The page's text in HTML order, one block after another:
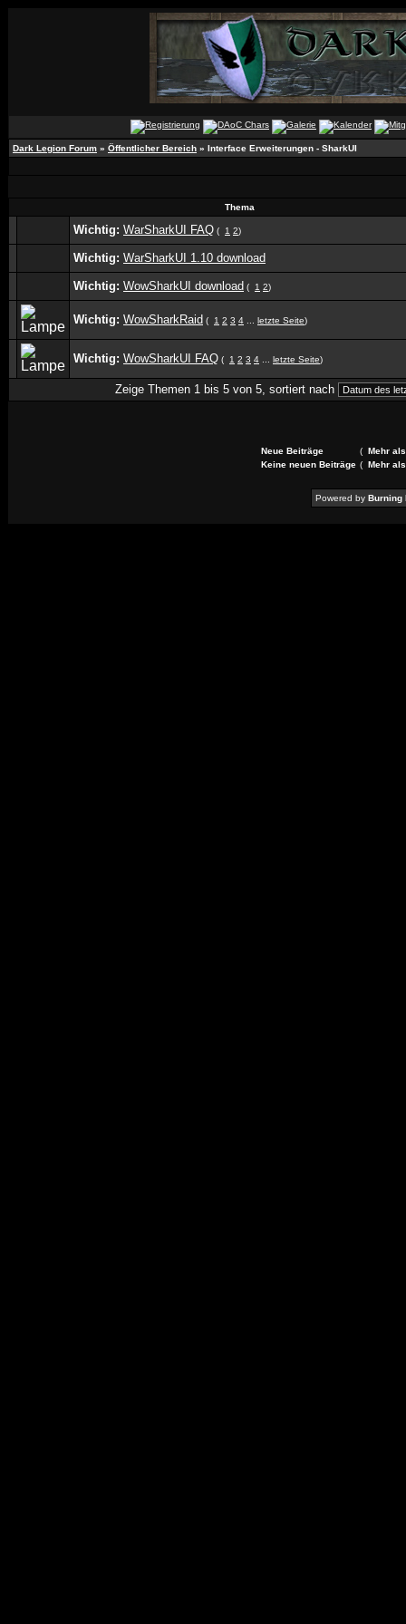
Dark Legion Forum » Öffentlicher Bereich » Interface Erweiterungen - SharkUI
Thema
Wichtig: WarSharkUI FAQ ( 1 2)
Wichtig: WarSharkUI 1.10 download
Wichtig: WowSharkUI download ( 1 2)
Wichtig: WowSharkRaid ( 1 2 3 4 letzte Seite)
Wichtig: WowSharkUI FAQ ( 1 2 3 4 letzte Seite)
Zeige Themen 1 bis 5 von 5, sortiert nach
Neue Beiträge ( Mehr
Keine neuen Beiträge ( Mehr
Powered by Burning